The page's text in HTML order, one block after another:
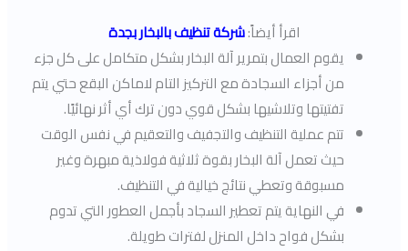
اقرأ أيضاً:شركة تنظيف بالبخار بجدة
يقوم العمال بتمرير آلة البخار بشكل متكامل على كل جزء
من أجزاء السجادة مع التركيز التام لاماكن البقع حتي يتم
تفتيتها وتلاشيها بشكل قوي دون ترك أي أثر نهائيًا.
تتم عملية التنظيف والتجفيف والتعقيم في نفس الوقت
حيث تعمل آلة البخار بقوة ثلاثية فولاذية مبهرة وغير
مسبوقة وتعطي نتائج خيالية في التنظيف.
في النهاية يتم تعطير السجاد بأجمل العطور التي تدوم
بشكل فواح داخل المنزل لفترات طويلة.